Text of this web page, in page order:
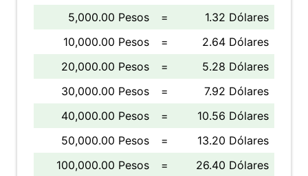
5,000.00 Pesos
=
1.32 Dólares
10,000.00 Pesos
=
2.64 Dólares
20,000.00 Pesos
=
5.28 Dólares
30,000.00 Pesos
=
7.92 Dólares
40,000.00 Pesos
=
10.56 Dólares
50,000.00 Pesos
=
13.20 Dólares
100,000.00 Pesos
= 26.40 Dólares